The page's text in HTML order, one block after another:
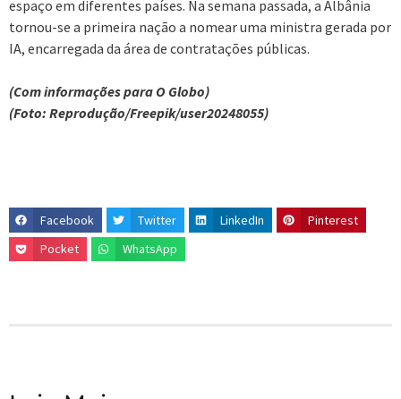
espaço em diferentes países. Na semana passada, a Albânia
tornou-se a primeira nação a nomear uma ministra gerada por
IA, encarregada da área de contratações públicas.
(Com informações para O Globo)
(Foto: Reprodução/Freepik/user20248055)
Facebook Twitter LinkedIn
Pinterest
Pocket
WhatsApp